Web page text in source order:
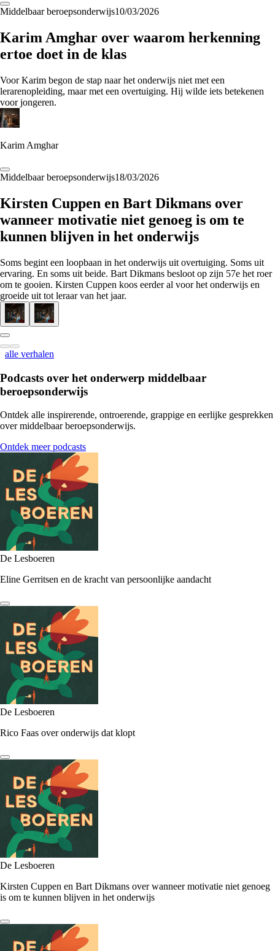
Middelbaar beroepsonderwijs10/03/2026
Karim Amghar over waarom herkenning
ertoe doet in de klas
Voor Karim begon de stap naar het onderwijs niet met een
lerarenopleiding, maar met een overtuiging. Hij wilde iets betekenen
voor jongeren.
Karim Amghar
Middelbaar beroepsonderwijs18/03/2026
Kirsten Cuppen en Bart Dikmans over
wanneer motivatie niet genoeg is om te
kunnen blijven in het onderwijs
Soms begint een loopbaan in het onderwijs uit overtuiging. Soms uit
ervaring. En soms uit beide. Bart Dikmans besloot op zijn 57e het roer
om te gooien. Kirsten Cuppen koos eerder al voor het onderwijs en
groeide uit tot leraar van het jaar.
alle verhalen
Podcasts over het onderwerp middelbaar
beroepsonderwijs
Ontdek alle inspirerende, ontroerende, grappige en eerlijke gesprekken
over middelbaar beroepsonderwijs.
Ontdek meer podcasts
De Lesboeren
Eline Gerritsen en de kracht van persoonlijke aandacht
De Lesboeren
Rico Faas over onderwijs dat klopt
De Lesboeren
Kirsten Cuppen en Bart Dikmans over wanneer motivatie niet genoeg
is om te kunnen blijven in het onderwijs